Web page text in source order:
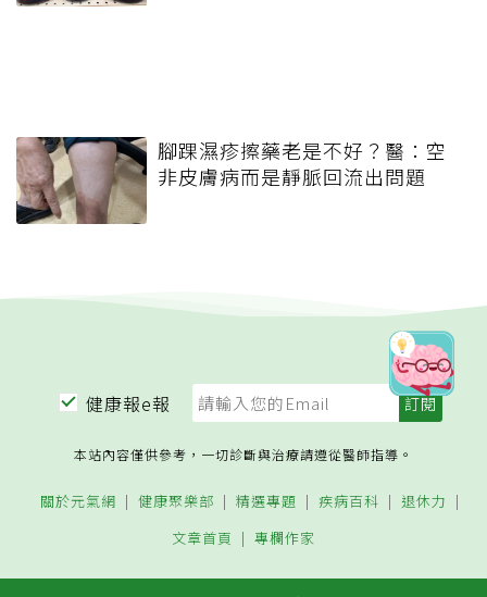
腳踝濕疹擦藥老是不好？醫：空
非皮膚病而是靜脈回流出問題
健康報e報
本站內容僅供參考，一切診斷與治療請遵從醫師指導。
關於元氣網 健康聚樂部 精選專題 疾病百科
退休力
文章首頁
專欄作家